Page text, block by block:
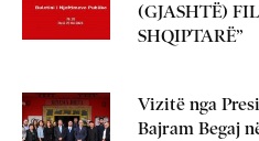
(GJASHTË)
SHQIPTARË”
Vizitë nga
Bajram Begaj